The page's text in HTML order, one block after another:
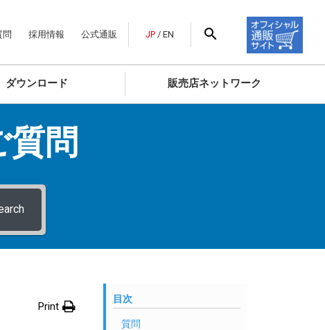
ダウンロード 販売店ネットワーク
問 採用情報 公式通販 JP / EN
問
Print
目次
質問